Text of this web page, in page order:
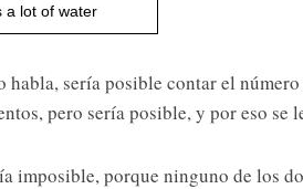
a lot of water
habla, sería posible contar el
pero sería posible, y por eso se
imposible, porque ninguno de los